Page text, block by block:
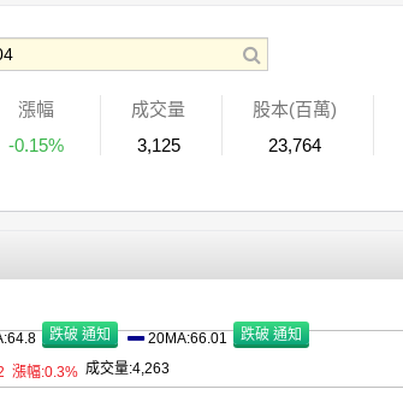
漲幅
-0.15%
成交量
3,125
股本(百萬)
23,764
20MA:66.01
漲幅:0.3% 成交量:4,263